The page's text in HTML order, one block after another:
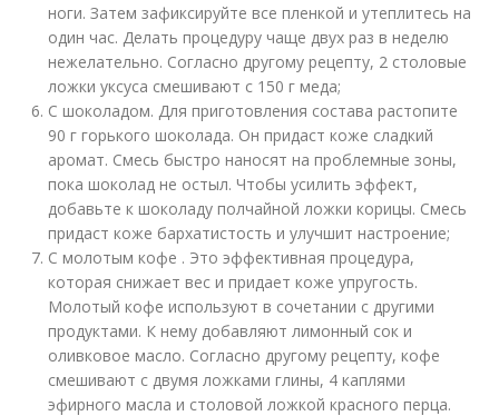
ноги. Затем зафиксируйте все пленкой и утеплитесь на
один час. Делать процедуру чаще двух раз в неделю
нежелательно. Согласно другому рецепту, 2 столовые
ложки уксуса смешивают с 150 г меда;
С шоколадом. Для приготовления состава растопите
90 г горького шоколада. Он придаст коже сладкий
аромат. Смесь быстро наносят на проблемные зоны,
пока шоколад не остыл. Чтобы усилить эффект,
добавьте к шоколаду полчайной ложки корицы. Смесь
придаст коже бархатистость и улучшит настроение;
С молотым кофе . Это эффективная процедура,
которая снижает вес и придает коже упругость.
Молотый кофе используют в сочетании с другими
продуктами. К нему добавляют лимонный сок и
оливковое масло. Согласно другому рецепту, кофе
смешивают с двумя ложками глины, 4 каплями
эфирного масла и столовой ложкой красного перца.